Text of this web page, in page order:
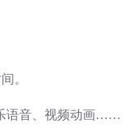
。
语音、视频动画……